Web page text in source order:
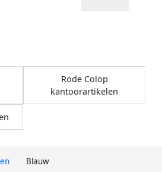
Blauw
Rode Colop
kantoorartikelen